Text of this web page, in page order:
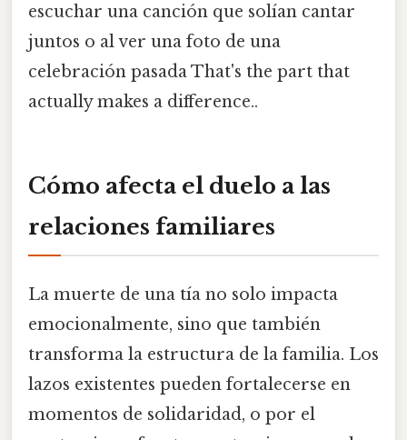
escuchar una canción que solían cantar
juntos o al ver una foto de una
celebración pasada That's the part that
actually makes a difference..
Cómo afecta el duelo a las
relaciones familiares
La muerte de una tía no solo impacta
emocionalmente, sino que también
transforma la estructura de la familia. Los
lazos existentes pueden fortalecerse en
momentos de solidaridad, o por el